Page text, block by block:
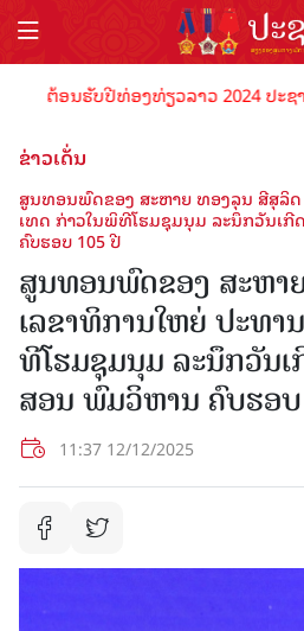
ຮັບປີທ່ອງທ່ຽວລາວ 2024 ປະຊາຊົນລ
ຂ່າວເດັ່ນ
ສູນ​ທອນ​ພົດ​ຂອງ ສະ​ຫາຍ ​ທອງ​ລຸນ ສີ​ສຸ​ລິດ
ເທດ ກ່າວ​ໃນ​ພິ​ທີ​ໂຮມ​ຊຸມ​ນຸມ ລະ​ນຶກວັນ​ເ
ຄົບ​ຮອບ 105 ປີ
ສູນ​ທອນ​ພົດ​ຂອງ ສະ​ຫາ
ເລ​ຂາ​ທິ​ການ​ໃຫຍ່ ປະ​ທາ
ທີ​ໂຮມ​ຊຸມ​ນຸມ ລະ​ນຶກວັນ​
ສອນ ພົມ​ວິ​ຫານ ຄົບ​ຮອ
11:37 12/12/2025